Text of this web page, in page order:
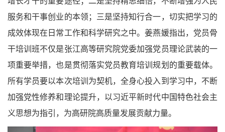
服务和干事创业的本领；三是坚持知行合一，切实把学习的
成效体现在日常工作和科学研究之中。姜燕媛指出，党员骨
干培训班不仅是张江高等研究院党委加强党员理论武装的一
项重要举措，也是贯彻落实党员教育培训规划的重要载体。
所有学员要以本次培训为契机，全身心投入到学习中，不断
加强党性修养和理论提升，以习近平新时代中国特色社会主
义思想为指引，为高研院高质量发展贡献力量。